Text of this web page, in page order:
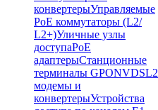
конвертерыУправляемые
PoE коммутаторы (L2/
L2+)Уличные узлы
доступаPoE
адаптерыСтанционные
терминалы GPONVDSL2
модемы и
конвертерыУстройства